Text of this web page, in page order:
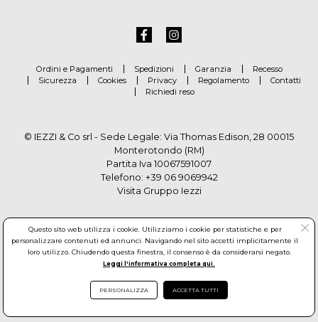
Ordini e Pagamenti Spedizioni Garanzia
Recesso
Sicurezza
Cookies Privacy Regolamento
Contatti
Richiedi reso
© IEZZI & Co srl - Sede Legale: Via Thomas Edison, 28 00015
Monterotondo (RM)
Partita Iva 10067591007
Telefono: +39 06 9069942
Visita Gruppo Iezzi
© Copyright by Gruppo Iezzi. All rights reserved. Powered by
Questo sito web utilizza i cookie. Utilizziamo i cookie per statistiche e per
personalizzare contenuti ed annunci. Navigando nel sito accetti implicitamente il
loro utilizzo. Chiudendo questa finestra, il consenso è da considerarsi negato.
Leggi l'informativa completa qui.
PERSONALIZZA ACCETTA TUTTI